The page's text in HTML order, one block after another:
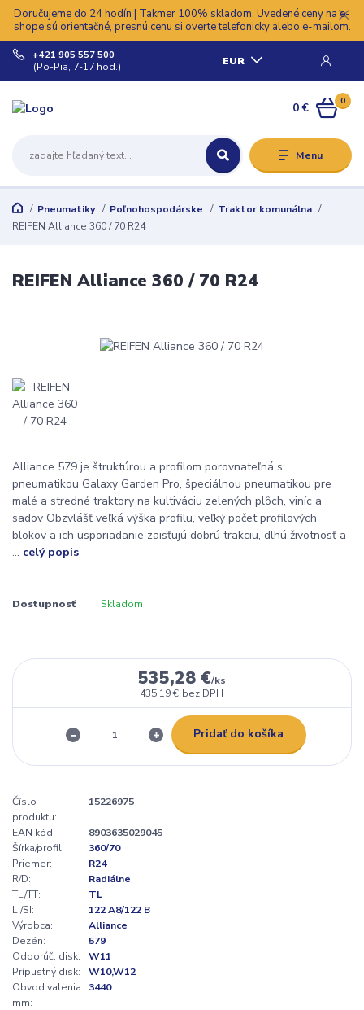
Doručujeme do 24 hodín | Takmer 100% skladom. Uvedené ceny na e-
shope sú orientačné, presnú cenu si overte telefonicky alebo e-mailom.
Menu
EUR
+421 905 557 500
(Po-Pia, 7-17 hod.)
0
0 €
Pneumatiky Poľnohospodárske
Traktor komunálna
REIFEN Alliance 360 / 70 R24
REIFEN Alliance 360 / 70 R24
Alliance 579 je štruktúrou a profilom porovnateľná s
pneumatikou Galaxy Garden Pro, špeciálnou pneumatikou pre
malé a stredné traktory na kultiváciu zelených plôch, viníc a
sadov Obzvlášť veľká výška profilu, veľký počet profilových
blokov a ich usporiadanie zaisťujú dobrú trakciu, dlhú životnosť a
... celý popis
Dostupnosť Skladom
535,28 €/ks
435,19 € bez DPH
Pridať do košíka
Číslo
produktu:
15226975
EAN kód:
8903635029045
Šírka/profil:
360/70
Priemer:
R24
R/D:
Radiálne
TL/TT:
TL
LI/SI:
122 A8/122 B
Výrobca:
Alliance
Dezén:
579
Odporúč. disk:
W11
Prípustný disk:
W10,W12
Obvod valenia
mm:
3440